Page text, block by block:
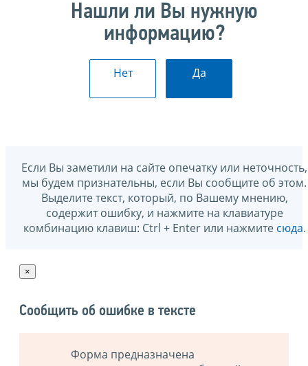
Нашли ли Вы нужную
информацию?
Нет Да
Если Вы заметили на сайте опечатку или неточность,
мы будем признательны, если Вы сообщите об этом.
Выделите текст, который, по Вашему мнению,
содержит ошибку, и нажмите на клавиатуре
комбинацию клавиш: Ctrl + Enter или нажмите сюда.
×
Сообщить об ошибке в тексте
Форма предназначена